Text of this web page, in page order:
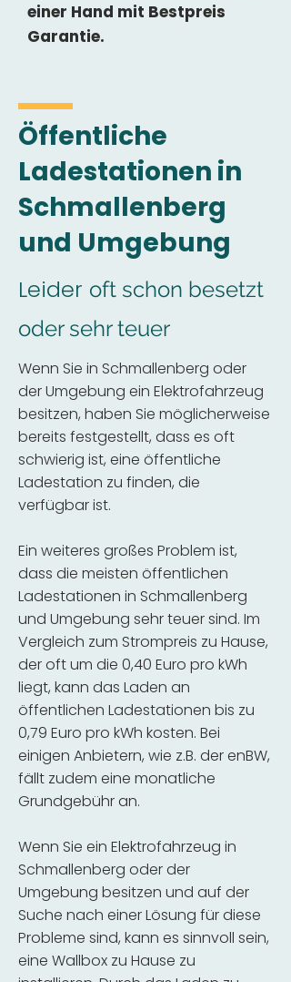
einer Hand mit Bestpreis
Garantie.
Öffentliche
Ladestationen in
Schmallenberg
und Umgebung
Leider oft schon besetzt
oder sehr teuer
Wenn Sie in Schmallenberg oder
der Umgebung ein Elektrofahrzeug
besitzen, haben Sie möglicherweise
bereits festgestellt, dass es oft
schwierig ist, eine öffentliche
Ladestation zu finden, die
verfügbar ist.
Ein weiteres großes Problem ist,
dass die meisten öffentlichen
Ladestationen in Schmallenberg
und Umgebung sehr teuer sind. Im
Vergleich zum Strompreis zu Hause,
der oft um die 0,40 Euro pro kWh
liegt, kann das Laden an
öffentlichen Ladestationen bis zu
0,79 Euro pro kWh kosten. Bei
einigen Anbietern, wie z.B. der enBW,
fällt zudem eine monatliche
Grundgebühr an.
Wenn Sie ein Elektrofahrzeug in
Schmallenberg oder der
Umgebung besitzen und auf der
Suche nach einer Lösung für diese
Probleme sind, kann es sinnvoll sein,
eine Wallbox zu Hause zu